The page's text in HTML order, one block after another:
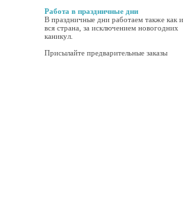
Работа в праздничные дни
В праздничные дни работаем также как и
вся страна, за исключением новогодних
каникул.
Присылайте предварительные заказы